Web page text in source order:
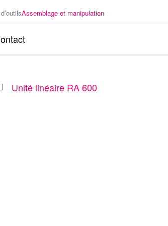
Assemblage et manipulation
Unité linéaire RA 600